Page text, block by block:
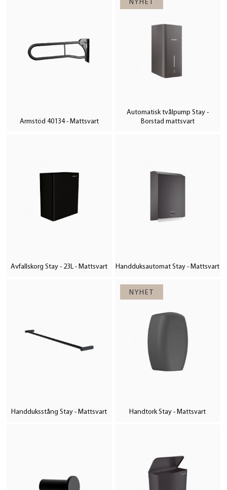
Armstöd 40134 - Mattsvart
Automatisk tvålpump Stay -
Borstad mattsvart
Avfallskorg Stay - 23L - Mattsvart Handduksautomat Stay - Mattsvart
Handduksstång Stay - Mattsvart Handtork Stay - Mattsvart